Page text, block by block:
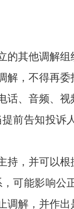
其他调解组
，不得再委
、音频、视
告知投诉
，并可以根
能影响公
解，并作出